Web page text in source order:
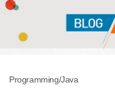
Programming/Java